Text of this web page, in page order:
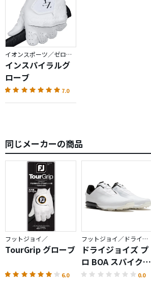
イオンスポーツ／ゼロフィット
インスパイラルグ
ローブ
7.0
同じメーカーの商品
フットジョイ／
TourGrip グローブ
6.0
フットジョイ／ドライジョイズ
ドライジョイズ プ
ロ BOA スパイクレ
スシューズ
0.0